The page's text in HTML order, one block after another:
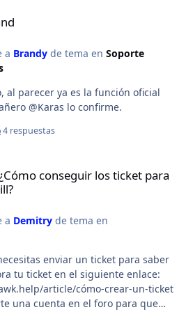
en la imagen de Bianca ingame
Box de 30 unidades 3er Lugar: Se
de Blacksmith Blessing
participación podrían agregarse
Y PARTICIPA!
a Brandyde tema en Soporte
al parecer ya es la función oficial
@Karas lo confirme.
4 respuestas
conseguir los ticket para
a Demitryde tema en
enviar un ticket para saber
tu ticket en el siguiente enlace:
article/cómo-crear-un-ticket
una cuenta en el foro para que